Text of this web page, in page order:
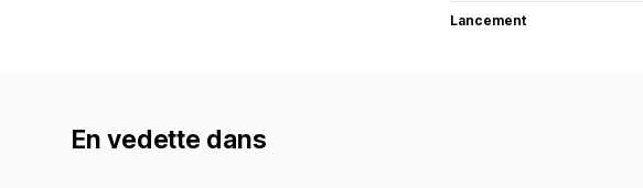
Lancement
En vedette dans